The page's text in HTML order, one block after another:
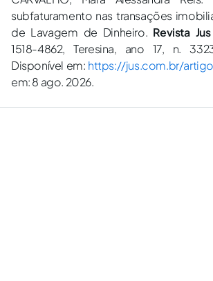
subfaturamento nas transações
de Lavagem de Dinheiro. Revista
1518-4862, Teresina, ano 17, n.
Disponível em: https://jus.com.br/
em: 8 ago. 2026.